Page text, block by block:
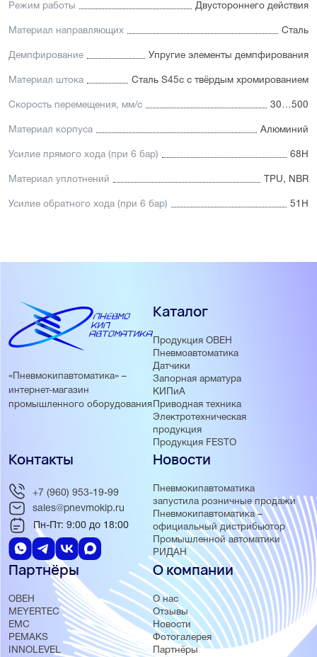
Режим работы Двустороннего действия
Материал направляющих Сталь
Демпфирование Упругие элементы демпфирования
Материал штока Сталь S45c с твёрдым хромированием
Скорость перемещения, мм/с 30…500
Материал корпуса Алюминий
Усилие прямого хода (при 6 бар) 68Н
Материал уплотнений TPU, NBR
Усилие обратного хода (при 6 бар) 51Н
«Пневмокипавтоматика» –
интернет-магазин
промышленного оборудования
Каталог
Продукция ОВЕН
Пневмоавтоматика
Датчики
Запорная арматура
КИПиА
Приводная техника
Электротехническая
продукция
Продукция FESTO
Новости
Пневмокипавтоматика
запустила розничные продажи
Пневмокипавтоматика –
официальный дистрибьютор
Промышленной автоматики
РИДАН
Партнёры
ОВЕН
MEYERTEC
EMC
PEMAKS
INNOLEVEL
О компании
О нас
Отзывы
Новости
Фотогалерея
Партнёры
Контакты
+7 (960) 953-19-99
sales@pnevmokip.ru
Пн-Пт: 9:00 до 18:00